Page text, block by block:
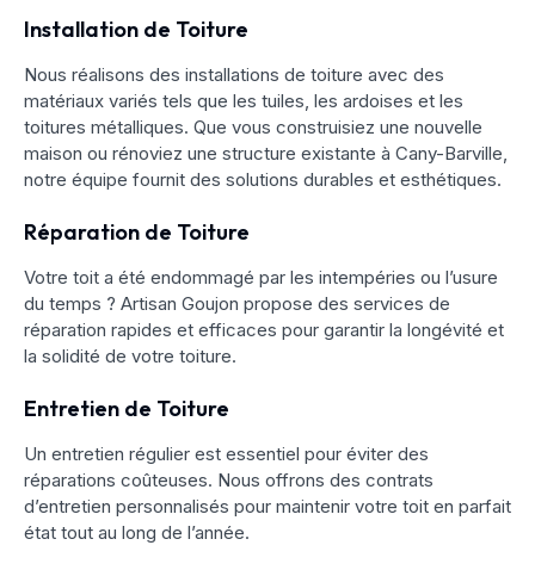
Installation de Toiture
Nous réalisons des installations de toiture avec des
matériaux variés tels que les tuiles, les ardoises et les
toitures métalliques. Que vous construisiez une nouvelle
maison ou rénoviez une structure existante à Cany-Barville,
notre équipe fournit des solutions durables et esthétiques.
Réparation de Toiture
Votre toit a été endommagé par les intempéries ou l’usure
du temps ? Artisan Goujon propose des services de
réparation rapides et efficaces pour garantir la longévité et
la solidité de votre toiture.
Entretien de Toiture
Un entretien régulier est essentiel pour éviter des
réparations coûteuses. Nous offrons des contrats
d’entretien personnalisés pour maintenir votre toit en parfait
état tout au long de l’année.